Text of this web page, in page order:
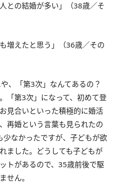
との結婚が多い」（38歳／そ
増えたと思う」（36歳／その
、「第3次」なんてあるの？
「第3次」になって、初めて登
見合いといった積極的に婚活
再婚という言葉も見られたの
なかったですが、子どもが欲
ました。どうしても子どもが
トがあるので、35歳前後で駆
せん。